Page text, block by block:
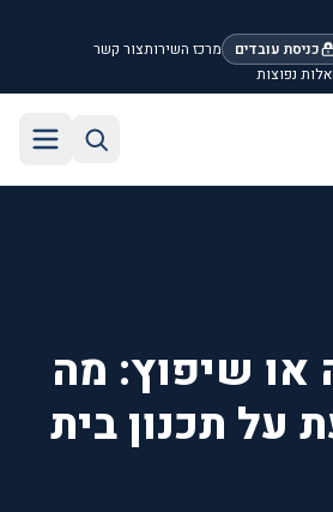
כניסת עובדים מרכז השירותצור קשר
נפוצות
או שיפוץ: מה
על תכנון בית